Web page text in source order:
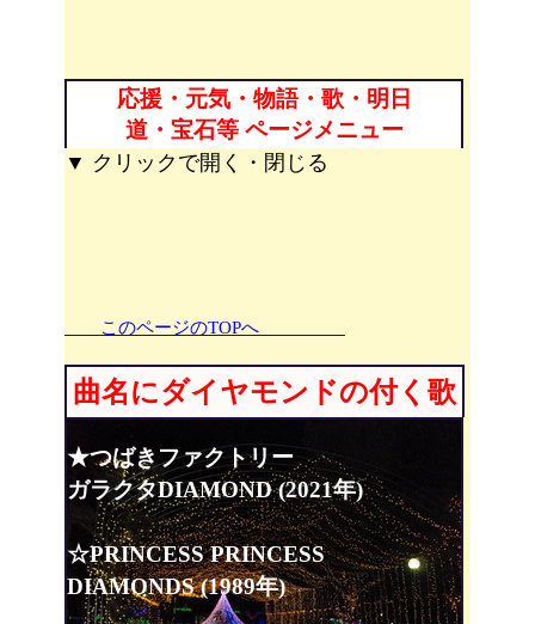
応援・元気・物語・歌・明日
道・宝石等 ページメニュー
▼ クリックで開く・閉じる
このページのTOPへ
曲名にダイヤモンドの付く歌
★つばきファクトリー
ガラクタDIAMOND (2021年)
☆PRINCESS PRINCESS
DIAMONDS (1989年)